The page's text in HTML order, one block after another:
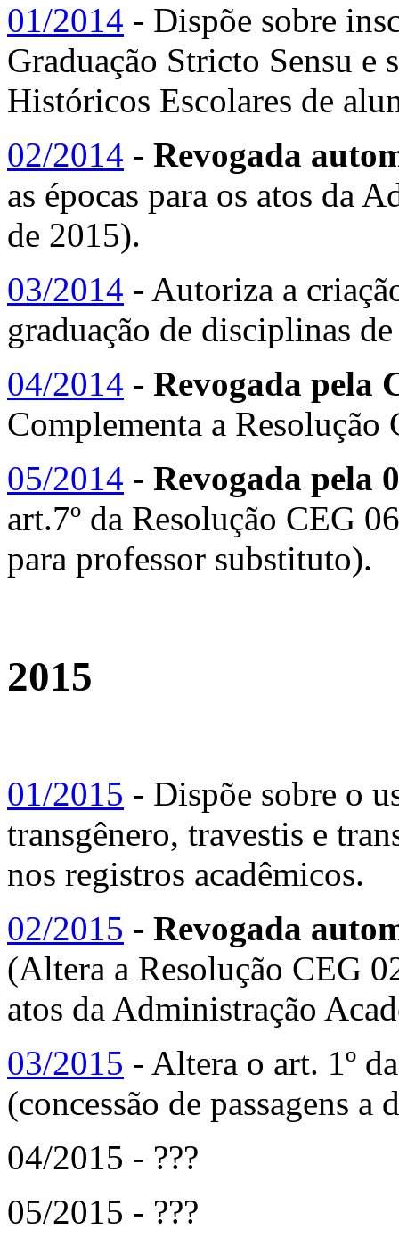
01/2014 - Dispõe sobre
Graduação Stricto Sensu e
Históricos Escolares de
02/2014 - Revogada
as épocas para os atos da
de 2015).
03/2014 - Autoriza a
graduação de disciplinas
04/2014 - Revogada pela
Complementa a Resolução
05/2014 - Revogada pela
art.7º da Resolução CEG
para professor substituto).
2015
01/2015 - Dispõe sobre o
transgênero, travestis e
nos registros acadêmicos.
02/2015 - Revogada
(Altera a Resolução CEG
atos da Administração
03/2015 - Altera o art. 1º
(concessão de passagens a
04/2015 - ???
05/2015 - ???